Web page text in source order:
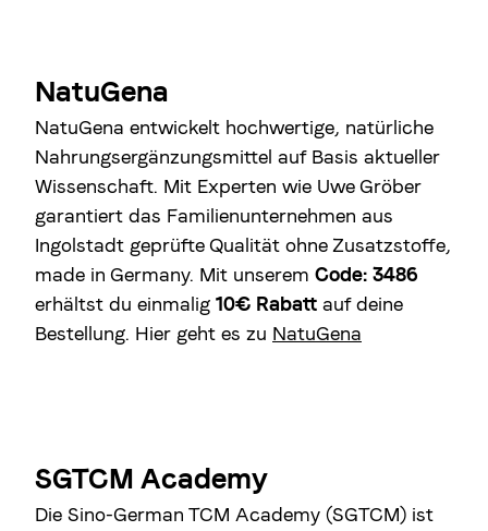
NatuGena
NatuGena entwickelt hochwertige, natürliche
Nahrungsergänzungsmittel auf Basis aktueller
Wissenschaft. Mit Experten wie Uwe Gröber
garantiert das Familienunternehmen aus
Ingolstadt geprüfte Qualität ohne Zusatzstoffe,
made in Germany. Mit unserem Code: 3486
erhältst du einmalig 10€ Rabatt auf deine
Bestellung. Hier geht es zu NatuGena
SGTCM Academy
Die Sino-German TCM Academy (SGTCM) ist